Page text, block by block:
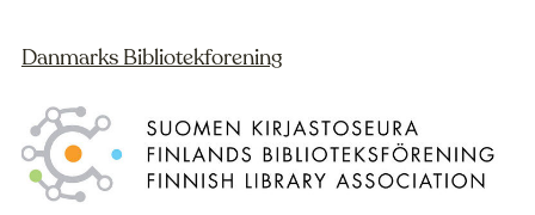
Danmarks Bibliotekforening